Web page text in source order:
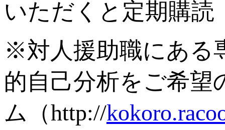
いただくと定期購読
※対人援助職にある
的自己分析をご希望
ム（http://